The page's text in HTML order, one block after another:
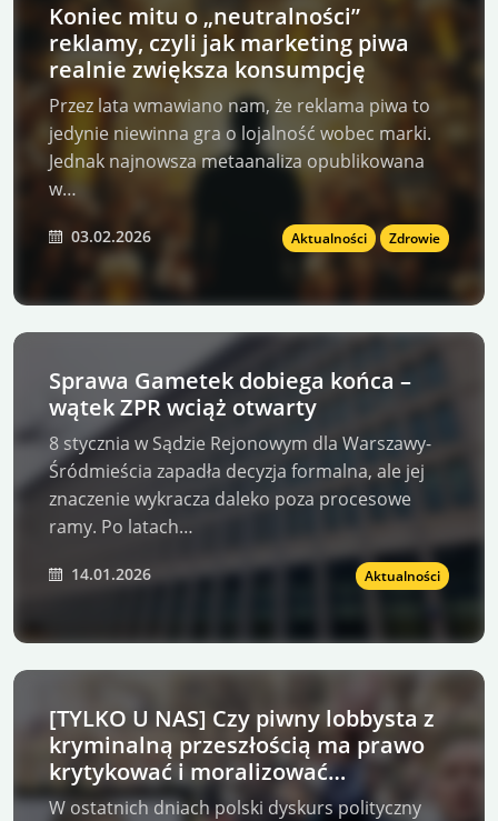
Koniec mitu o „neutralności”
reklamy, czyli jak marketing piwa
realnie zwiększa konsumpcję
Przez lata wmawiano nam, że reklama piwa to
jedynie niewinna gra o lojalność wobec marki.
Jednak najnowsza metaanaliza opublikowana
w…
03.02.2026 Aktualności Zdrowie
Sprawa Gametek dobiega końca –
wątek ZPR wciąż otwarty
8 stycznia w Sądzie Rejonowym dla Warszawy-
Śródmieścia zapadła decyzja formalna, ale jej
znaczenie wykracza daleko poza procesowe
ramy. Po latach…
14.01.2026 Aktualności
[TYLKO U NAS] Czy piwny lobbysta z
kryminalną przeszłością ma prawo
krytykować i moralizować
Prezydenta K. Nawrockiego?
W ostatnich dniach polski dyskurs polityczny